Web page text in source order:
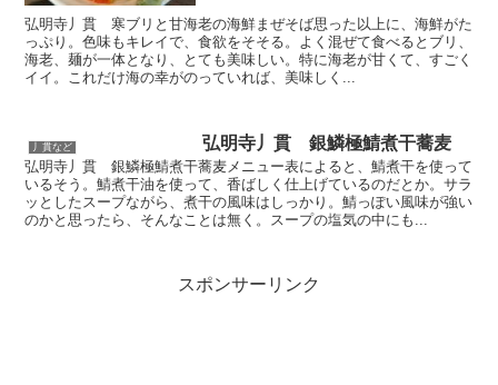
弘明寺丿貫 寒ブリと甘海老の海鮮まぜそば思った以上に、海鮮がた
っぷり。色味もキレイで、食欲をそそる。よく混ぜて食べるとブリ、
海老、麺が一体となり、とても美味しい。特に海老が甘くて、すごく
イイ。これだけ海の幸がのっていれば、美味しく...
丿貫など 弘明寺丿貫 銀鱗極鯖煮干蕎麦
弘明寺丿貫 銀鱗極鯖煮干蕎麦メニュー表によると、鯖煮干を使って
いるそう。鯖煮干油を使って、香ばしく仕上げているのだとか。サラ
ッとしたスープながら、煮干の風味はしっかり。鯖っぽい風味が強い
のかと思ったら、そんなことは無く。スープの塩気の中にも...
スポンサーリンク